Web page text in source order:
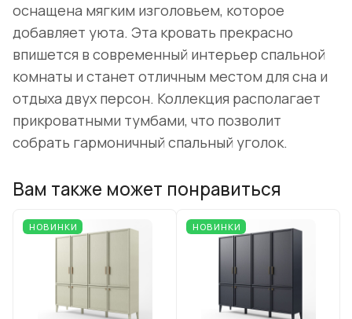
оснащена мягким изголовьем, которое
добавляет уюта. Эта кровать прекрасно
впишется в современный интерьер спальной
комнаты и станет отличным местом для сна и
отдыха двух персон. Коллекция располагает
прикроватными тумбами, что позволит
собрать гармоничный спальный уголок.
Вам также может понравиться
НОВИНКИ НОВИНКИ